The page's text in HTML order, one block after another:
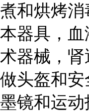
煮和烘烤
本器具，
术器械，
做头盔和安
墨镜和运